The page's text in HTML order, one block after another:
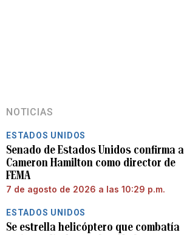
NOTICIAS
ESTADOS UNIDOS
Senado de Estados Unidos confirma a
Cameron Hamilton como director de
FEMA
7 de agosto de 2026 a las 10:29 p.m.
ESTADOS UNIDOS
Se estrella helicóptero que combatía